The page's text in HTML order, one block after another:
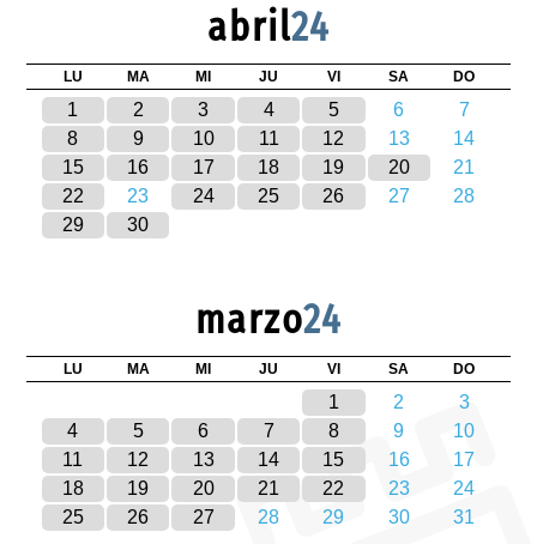
abril24
LU MA MI JU VI SA DO
1 2 3 4 5 6
7
8
9 10 11 12 13
14
15
16 17 18 19 20
21
22
23 24 25 26 27
28
29
30
marzo24
LU MA MI JU VI SA DO
1 2
3
4
5 6 7 8 9
10
11
12 13 14 15 16
17
18
19 20 21 22 23
24
25
26 27 28 29 30 31